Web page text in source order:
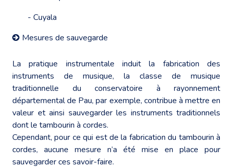
- Cuyala
Mesures de sauvegarde
La pratique instrumentale induit la fabrication des
instruments de musique, la classe de musique
traditionnelle du conservatoire à rayonnement
départemental de Pau, par exemple, contribue à mettre en
valeur et ainsi sauvegarder les instruments traditionnels
dont le tambourin à cordes.
Cependant, pour ce qui est de la fabrication du tambourin à
cordes, aucune mesure n’a été mise en place pour
sauvegarder ces savoir-faire.